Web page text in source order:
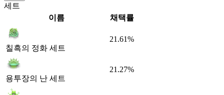
세트
이름
채택률
칠흑의 정화 세트
21.61%
용투장의 난 세트
21.27%